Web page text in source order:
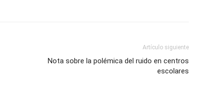
Artículo siguiente
Nota sobre la polémica del ruido en centros
escolares